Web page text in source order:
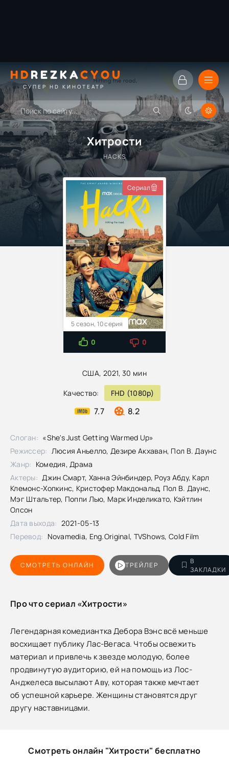
HDREZKACYOU
СУПЕР HD КИНОТЕАТР
Хитрости
HACKS
США, 2021, 30 мин
Качество: FHD (1080p)
7.7 8.2
Сериал
5 сезон, 10 серия
0 0
СМОТРЕТЬ ОНЛАЙН ТРЕЙЛЕР
В
ЗАКЛАДКИ
Слоган: «She's Just Getting Warmed Up»
Режиссер: Люсия Аньелло, Дезире Акхаван, Пол В. Даунс
Жанр: Комедия, Драма
Актеры: Джин Смарт, Ханна Эйнбиндер, Роуз Абду, Карл
Клемонс-Хопкинс, Кристофер Макдональд, Пол В. Даунс,
Мэг Штальтер, Поппи Лью, Марк Инделикато, Кэйтлин
Олсон
Дата выхода: 2021-05-13
Перевод: Novamedia, Eng.Original, TVShows, Cold Film
Про что сериал «Хитрости»
Легендарная комедиантка Дебора Вэнс всё меньше
восхищает публику Лас-Вегаса. Чтобы освежить
материал и привлечь к звезде молодую, более
продвинутую аудиторию, ей на помощь из Лос-
Анджелеса высылают Аву, которая также мечтает
об успешной карьере. Женщины становятся друг
другу наставницами.
Смотреть онлайн "Хитрости" бесплатно